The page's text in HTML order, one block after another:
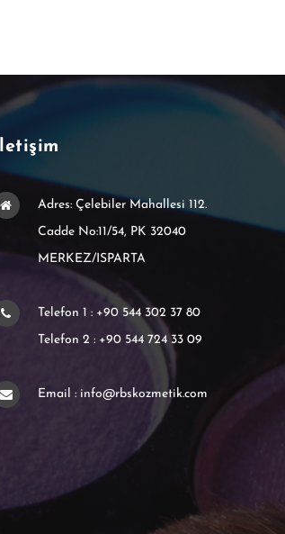
İletişim
Adres: Çelebiler Mahallesi 112.
Cadde No:11/54, PK 32040
MERKEZ/ISPARTA
Telefon 1 : +90 544 302 37 80
Telefon 2 : +90 544 724 33 09
Email : info@rbskozmetik.com